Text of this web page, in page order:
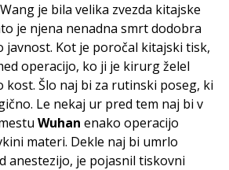
je bila velika zvezda kitajske
je njena nenadna smrt dodobra
javnost. Kot je poročal kitajski tisk,
operacijo, ko ji je kirurg želel
kost. Šlo naj bi za rutinski poseg, ki
Le nekaj ur pred tem naj bi v
Wuhan enako operacijo
materi. Dekle naj bi umrlo
anestezijo, je pojasnil tiskovni